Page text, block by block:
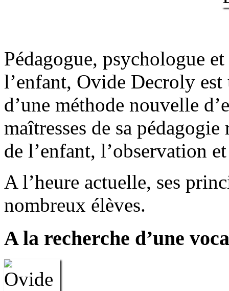
Pédagogue, psychologue
l’enfant, Ovide Decroly
d’une méthode nouvelle
maîtresses de sa
de l’enfant, l’observation
A l’heure actuelle, ses
nombreux élèves.
A la recherche d’une